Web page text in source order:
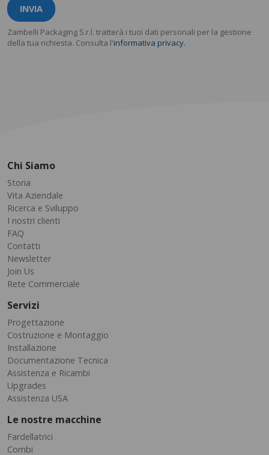
INVIA
Zambelli Packaging S.r.l. tratterà i tuoi dati personali per la gestione
della tua richiesta. Consulta l'informativa privacy.
Chi Siamo
Storia
Vita Aziendale
Ricerca e Sviluppo
I nostri clienti
FAQ
Contatti
Newsletter
Join Us
Rete Commerciale
Servizi
Progettazione
Costruzione e Montaggio
Installazione
Documentazione Tecnica
Assistenza e Ricambi
Upgrades
Assistenza USA
Le nostre macchine
Fardellatrici
Combi